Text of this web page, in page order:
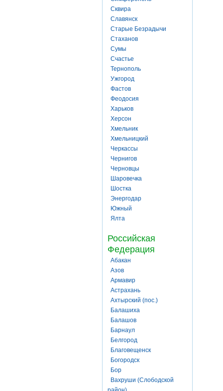
Сквира
Славянск
Старые Безрадычи
Стаханов
Сумы
Счастье
Тернополь
Ужгород
Фастов
Феодосия
Харьков
Херсон
Хмельник
Хмельницкий
Черкассы
Чернигов
Черновцы
Шаровечка
Шостка
Энергодар
Южный
Ялта
Российская
Федерация
Абакан
Азов
Армавир
Астрахань
Ахтырский (пос.)
Балашиха
Балашов
Барнаул
Белгород
Благовещенск
Богородск
Бор
Вахруши (Слободской